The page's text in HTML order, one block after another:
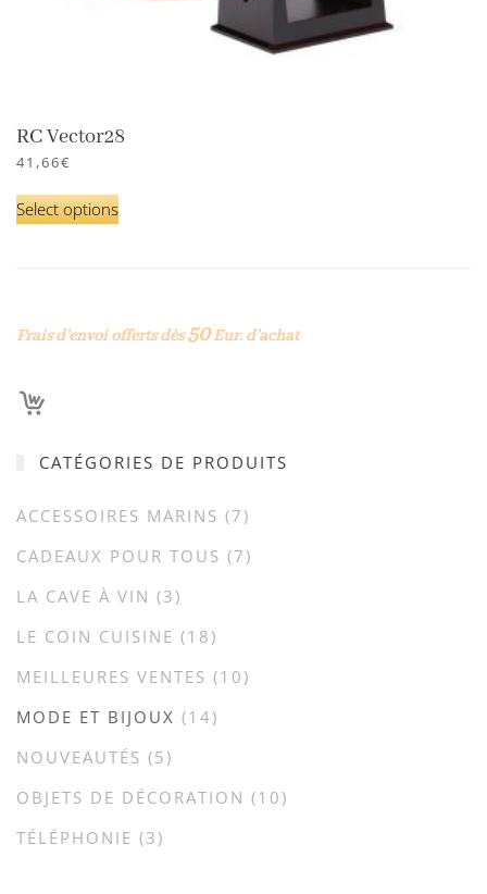
RC Vector28
41,66€
Select options
Frais d’envoi offerts dès50Eur. d’achat
CATÉGORIES DE PRODUITS
ACCESSOIRES MARINS (7)
CADEAUX POUR TOUS (7)
LA CAVE À VIN (3)
LE COIN CUISINE (18)
MEILLEURES VENTES (10)
MODE ET BIJOUX (14)
NOUVEAUTÉS (5)
OBJETS DE DÉCORATION (10)
TÉLÉPHONIE (3)